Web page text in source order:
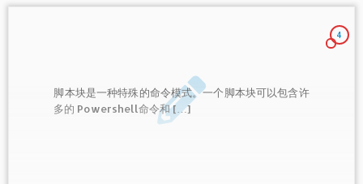
4
脚本块是一种特殊的命令模式。一个脚本块可以包含许
多的 Powershell命令和 […]